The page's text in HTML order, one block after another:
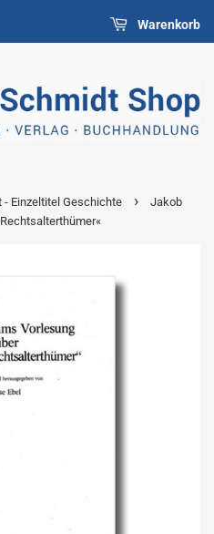
Warenkorb
Einzeltitel Geschichte ›
Jakob